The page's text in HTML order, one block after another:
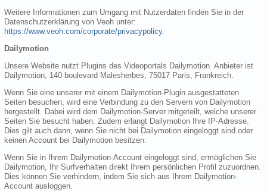
Weitere Informationen zum Umgang mit Nutzerdaten finden Sie in der
Datenschutzerklärung von Veoh unter:
https://www.veoh.com/corporate/privacypolicy.
Dailymotion
Unsere Website nutzt Plugins des Videoportals Dailymotion. Anbieter ist
Dailymotion, 140 boulevard Malesherbes, 75017 Paris, Frankreich.
Wenn Sie eine unserer mit einem Dailymotion-Plugin ausgestatteten
Seiten besuchen, wird eine Verbindung zu den Servern von Dailymotion
hergestellt. Dabei wird dem Dailymotion-Server mitgeteilt, welche unserer
Seiten Sie besucht haben. Zudem erlangt Dailymotion Ihre IP-Adresse.
Dies gilt auch dann, wenn Sie nicht bei Dailymotion eingeloggt sind oder
keinen Account bei Dailymotion besitzen.
Wenn Sie in Ihrem Dailymotion-Account eingeloggt sind, ermöglichen Sie
Dailymotion, Ihr Surfverhalten direkt Ihrem persönlichen Profil zuzuordnen.
Dies können Sie verhindern, indem Sie sich aus Ihrem Dailymotion-
Account ausloggen.